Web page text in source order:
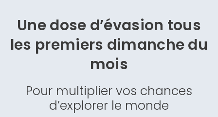
Une dose d’évasion tous
les premiers dimanche du
mois
Pour multiplier vos chances
d’explorer le monde